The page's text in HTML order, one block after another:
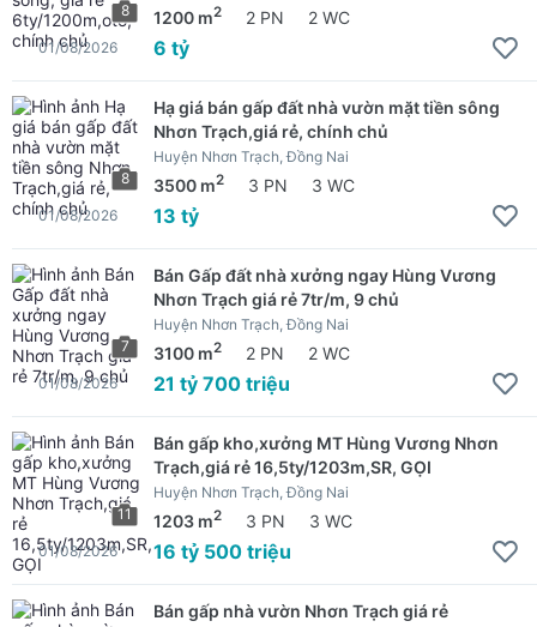
8 1200 m2 2 PN 2 WC
6 tỷ
01/08/2026
8
Hạ giá bán gấp đất nhà vườn mặt tiền sông
Nhơn Trạch,giá rẻ, chính chủ
Huyện Nhơn Trạch, Đồng Nai
3500 m2 3 PN 3 WC
13 tỷ
01/08/2026
7
Bán Gấp đất nhà xưởng ngay Hùng Vương
Nhơn Trạch giá rẻ 7tr/m, 9 chủ
Huyện Nhơn Trạch, Đồng Nai
3100 m2 2 PN 2 WC
21 tỷ 700 triệu
01/08/2026
11
Bán gấp kho,xưởng MT Hùng Vương Nhơn
Trạch,giá rẻ 16,5ty/1203m,SR, GỌI
Huyện Nhơn Trạch, Đồng Nai
1203 m2 3 PN 3 WC
16 tỷ 500 triệu
01/08/2026
Bán gấp nhà vườn Nhơn Trạch giá rẻ